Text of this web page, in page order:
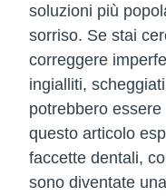
soluzioni più
sorriso. Se stai
correggere
ingialliti,
potrebbero
questo articolo
faccette dentali,
sono diventate